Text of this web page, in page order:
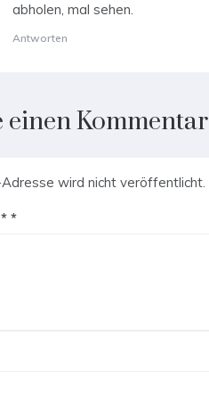
abholen, mal sehen.
Antworten
einen Kommentar
wird nicht veröffentlicht.
*